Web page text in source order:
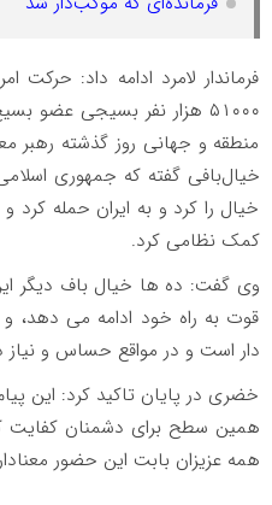
فرماندار لامرد ادامه داد: حرکت
۵۱۰۰۰ هزار نفر بسیجی عضو بسیج است، که در
منطقه و جهانی روز گذشته رهبر
خیال‌بافی گفته که جمهوری
خیال را کرد و به ایران حمله
کمک نظامی کرد.
وی گفت: ده ها خیال باف دیگر
قوت به راه خود ادامه می دهد،
دار است و در مواقع حساس و نیاز
خضری در پایان تاکید کرد: این
همین سطح برای دشمنان کفایت
همه عزیزان بابت این حضور